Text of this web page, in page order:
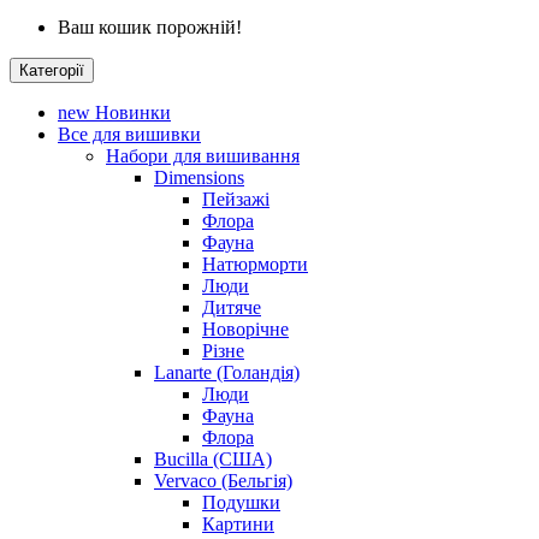
Ваш кошик порожній!
Категорії
new Новинки
Все для вишивки
Набори для вишивання
Dimensions
Пейзажі
Флора
Фауна
Натюрморти
Люди
Дитяче
Новорічне
Різне
Lanarte (Голандія)
Люди
Фауна
Флора
Bucilla (США)
Vervaco (Бельгія)
Подушки
Картини